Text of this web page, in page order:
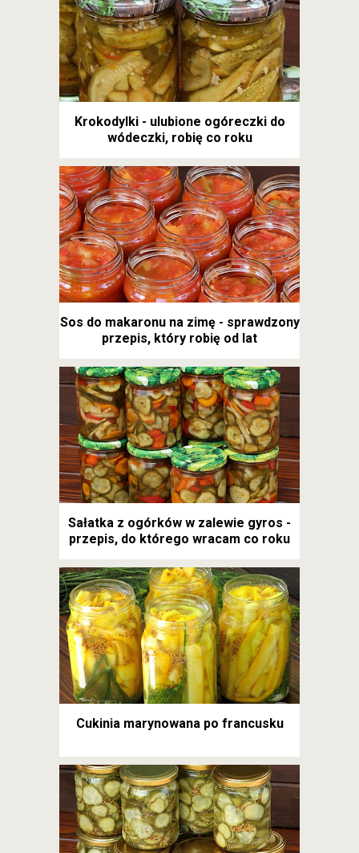
Krokodylki - ulubione ogóreczki do
wódeczki, robię co roku
Sos do makaronu na zimę - sprawdzony
przepis, który robię od lat
Sałatka z ogórków w zalewie gyros -
przepis, do którego wracam co roku
Cukinia marynowana po francusku